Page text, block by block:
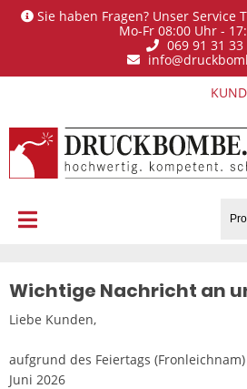
Sie haben Fragen? Unser Service
Mo-Fr 08:00 Uhr -
069 91 31 33
Wichtige Nachricht an
Liebe Kunden,
aufgrund des Feiertags
Juni 2026